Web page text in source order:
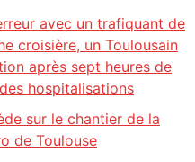
avec un trafiquant de
croisière, un Toulousain
après sept heures de
hospitalisations
sur le chantier de la
de Toulouse